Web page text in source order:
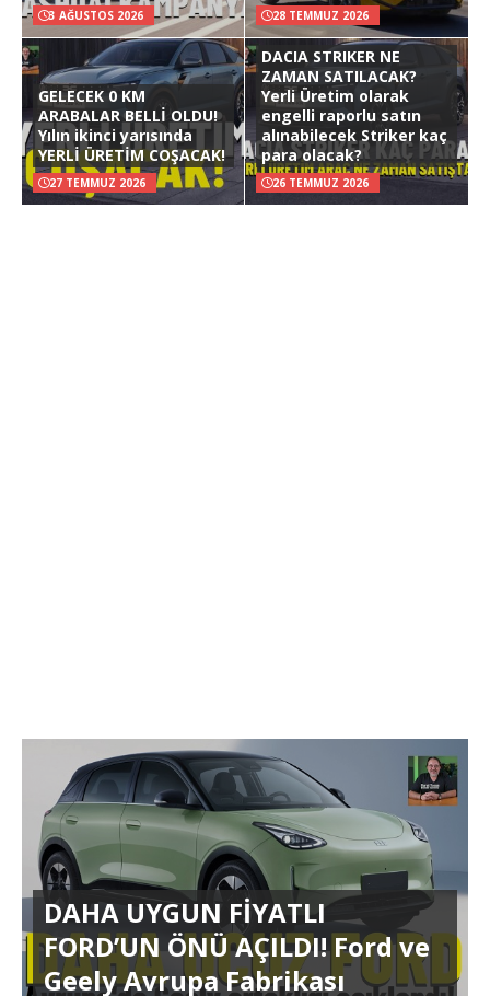
3 AĞUSTOS 2026 28 TEMMUZ 2026
GELECEK 0 KM
ARABALAR BELLİ OLDU!
Yılın ikinci yarısında
YERLİ ÜRETİM COŞACAK!
27 TEMMUZ 2026
DACIA STRIKER NE
ZAMAN SATILACAK?
Yerli Üretim olarak
engelli raporlu satın
alınabilecek Striker kaç
para olacak?
26 TEMMUZ 2026
DAHA UYGUN FİYATLI
FORD’UN ÖNÜ AÇILDI! Ford ve
Geely Avrupa Fabrikası